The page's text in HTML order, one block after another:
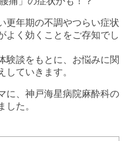
更年期の不調やつらい症状
よく効くことをご存知でし
験談をもとに、お悩みに関
していきます。
に、神戸海星病院麻酔科の
した。